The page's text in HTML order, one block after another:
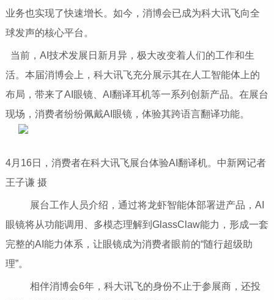
业务也实现了快速增长。如今，消博会已成为科大讯飞向全
球发声的核心平台。
当前，AI技术发展日新月异，极大改变着人们的工作和生
活。本届消博会上，科大讯飞充分展示其在人工智能体上的
布局，带来了AI眼镜、AI翻译耳机等一系列创新产品。在展台
现场，消费者纷纷佩戴AI眼镜，体验其跨语言翻译功能。
4月16日，消费者在科大讯飞展台体验AI翻译机。中新网记者
王子谦 摄
展台工作人员介绍，通过将龙虾智能体部署进产品，AI
眼镜将从功能调用、多模态理解到GlassClaw能力，形成一套
完整的AI能力体系，让眼镜成为消费者眼前的“随行超级助
理”。
相伴消博会6年，科大讯飞的身份不止于参展商，还投